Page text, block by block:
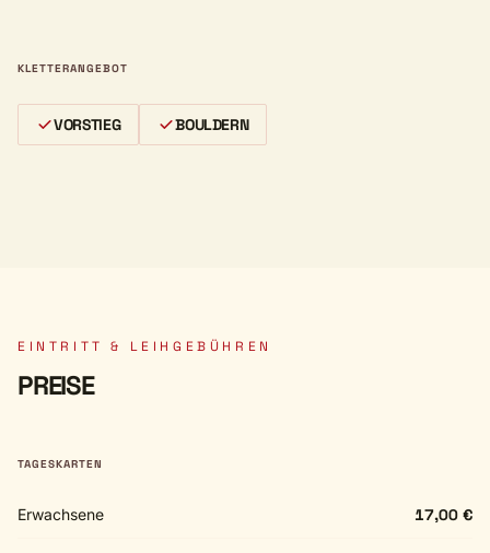
KLETTERANGEBOT
VORSTIEG BOULDERN
EINTRITT & LEIHGEBÜHREN
PREISE
TAGESKARTEN
Erwachsene 17,00 €